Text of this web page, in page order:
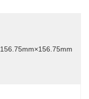
156.75mm×156.75mm